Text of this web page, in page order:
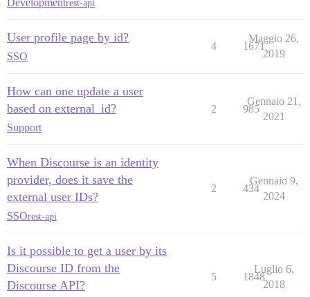
Developmentrest-api
User profile page by id?
SSO
4 1671
Maggio 26,
2019
How can one update a user
based on external_id?
Support
2 985
Gennaio 21,
2021
When Discourse is an identity
provider, does it save the
external user IDs?
SSOrest-api
2 434
Gennaio 9,
2024
Is it possible to get a user by its
Discourse ID from the
Discourse API?
5 1848
Luglio 6,
2018